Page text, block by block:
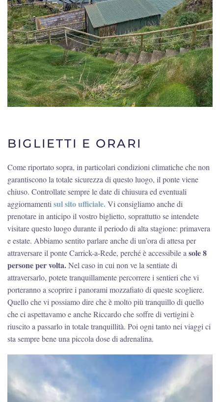
BIGLIETTI E ORARI
Come riportato sopra, in particolari condizioni climatiche che non
garantiscono la totale sicurezza di questo luogo, il ponte viene
chiuso. Controllate sempre le date di chiusura ed eventuali
aggiornamentisul sito ufficiale.Vi consigliamo anche di
prenotare in anticipo il vostro biglietto, soprattutto se intendete
visitare questo luogo durante il periodo di alta stagione: primavera
e estate. Abbiamo sentito parlare anche di un’ora di attesa per
attraversare il ponte Carrick-a-Rede, perché è accessibile asole 8
persone per volta.Nel caso in cui non ve la sentiate di
attraversarlo, potete tranquillamente percorrere i sentieri che vi
porteranno a scoprire i panorami mozzafiato di queste scogliere.
Quello che vi possiamo dire che è molto più tranquillo di quello
che ci aspettavamo e anche Riccardo che soffre di vertigini è
riuscito a passarlo in totale tranquillità. Poi ogni tanto nei viaggi ci
sta sempre bene una piccola dose di adrenalina.